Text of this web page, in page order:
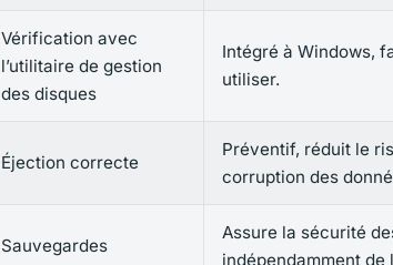
Vérification avec
l’utilitaire de gestion
des disques
Intégré à Windows,
utiliser.
Éjection correcte
Préventif, réduit le
corruption des
Sauvegardes
Assure la sécurité
indépendamment de